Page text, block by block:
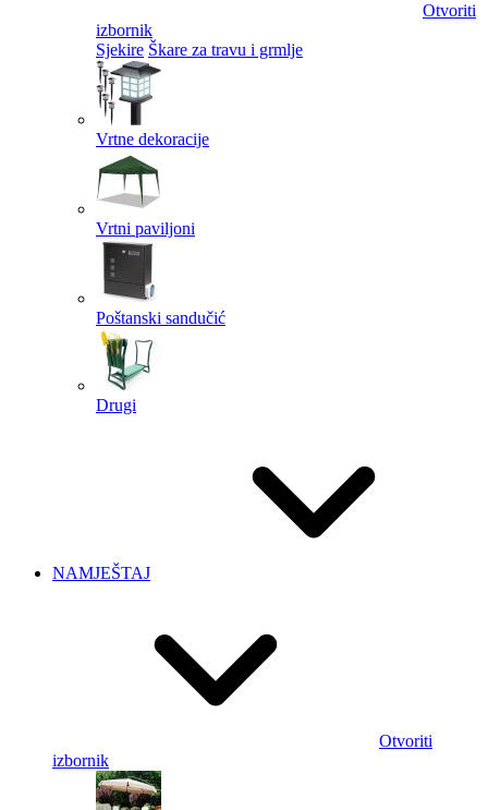
Otvoriti
izbornik
Sjekire Škare za travu i grmlje
Vrtne dekoracije
Vrtni paviljoni
Poštanski sandučić
Drugi
NAMJEŠTAJ
Otvoriti
izbornik